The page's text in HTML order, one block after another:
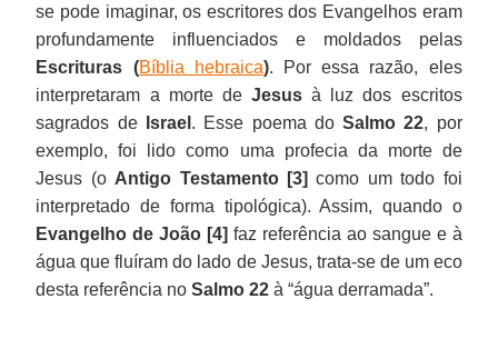
se pode imaginar, os escritores dos Evangelhos eram
profundamente influenciados e moldados pelas
Escrituras (Bíblia hebraica). Por essa razão, eles
interpretaram a morte de Jesus à luz dos escritos
sagrados deIsrael . Esse poema doSalmo 22, por
exemplo, foi lido como uma profecia da morte de
Jesus (o Antigo Testamento [3] como um todo foi
interpretado de forma tipológica). Assim, quando o
Evangelho de João [4] faz referência ao sangue e à
água que fluíram do lado de Jesus, trata-se de um eco
desta referência noSalmo 22 à “água derramada”.